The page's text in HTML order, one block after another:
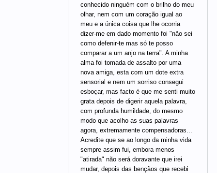
conhecido ninguém com o brilho do meu
olhar, nem com um coração igual ao
meu e a única coisa que lhe ocorria
dizer-me em dado momento foi "não sei
como defenir-te mas só te posso
comparar a um anjo na terra". A minha
alma foi tomada de assalto por uma
nova amiga, esta com um dote extra
sensorial e nem um sorriso consegui
esboçar, mas facto é que me senti muito
grata depois de digerir aquela palavra,
com profunda humildade, do mesmo
modo que acolho as suas palavras
agora, extremamente compensadoras...
Acredite que se ao longo da minha vida
sempre assim fui, embora menos
"atirada" não será doravante que irei
mudar, depois das bençãos que recebi